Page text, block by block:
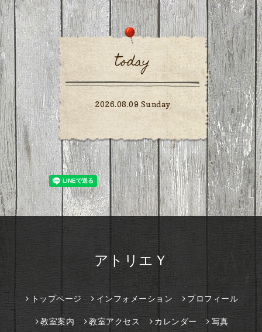
today
2026.08.09 Sunday
アトリエＹ
トップページ インフォメーション プロフィール
教室案内 教室アクセス カレンダー 写真